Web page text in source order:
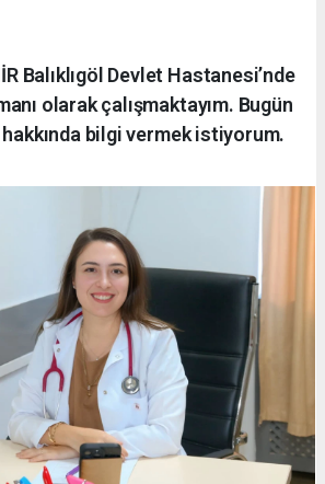
Balıklıgöl Devlet Hastanesi’nde
olarak çalışmaktayım. Bugün
bilgi vermek istiyorum.